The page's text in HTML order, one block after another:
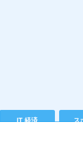
IT 経済 ス